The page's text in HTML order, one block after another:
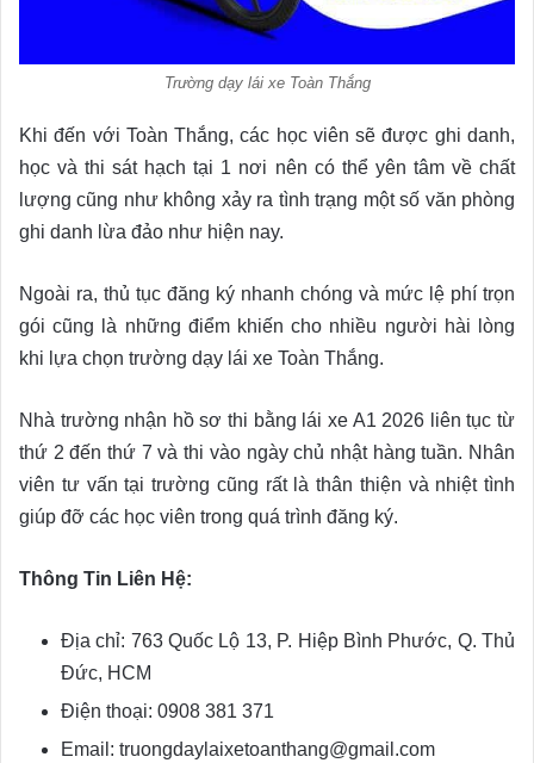
Trường dạy lái xe Toàn Thắng
Khi đến với Toàn Thắng, các học viên sẽ được ghi danh,
học và thi sát hạch tại 1 nơi nên có thể yên tâm về chất
lượng cũng như không xảy ra tình trạng một số văn phòng
ghi danh lừa đảo như hiện nay.
Ngoài ra, thủ tục đăng ký nhanh chóng và mức lệ phí trọn
gói cũng là những điểm khiến cho nhiều người hài lòng
khi lựa chọn trường dạy lái xe Toàn Thắng.
Nhà trường nhận hồ sơ thi bằng lái xe A1 2026 liên tục từ
thứ 2 đến thứ 7 và thi vào ngày chủ nhật hàng tuần. Nhân
viên tư vấn tại trường cũng rất là thân thiện và nhiệt tình
giúp đỡ các học viên trong quá trình đăng ký.
Thông Tin Liên Hệ:
Địa chỉ: 763 Quốc Lộ 13, P. Hiệp Bình Phước, Q. Thủ
Đức, HCM
Điện thoại: 0908 381 371
Email: truongdaylaixetoanthang@gmail.com